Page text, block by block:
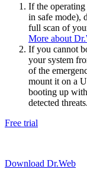
If the
in safe mode),
full scan of
More about
If you cannot
your system
of the
mount it on a
booting up
detected threats.
Free trial
Download Dr.Web